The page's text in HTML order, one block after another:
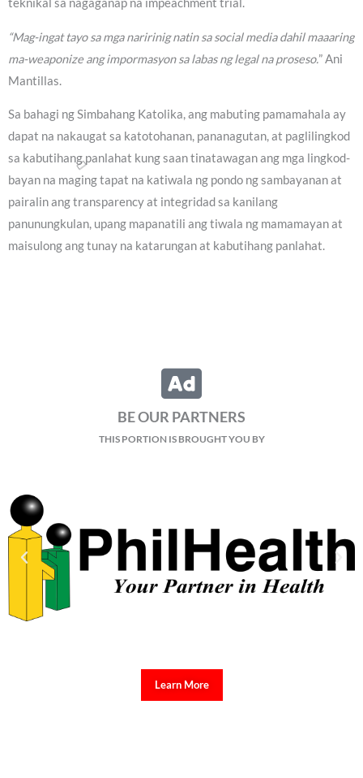
teknikal sa nagaganap na impeachment trial.
“Mag-ingat tayo sa mga naririnig natin sa social media dahil maaaring
ma-weaponize ang impormasyon sa labas ng legal na proseso.” Ani
Mantillas.
Sa bahagi ng Simbahang Katolika, ang mabuting pamamahala ay
dapat na nakaugat sa katotohanan, pananagutan, at paglilingkod
sa kabutihang panlahat kung saan tinatawagan ang mga lingkod-
bayan na maging tapat na katiwala ng pondo ng sambayanan at
pairalin ang transparency at integridad sa kanilang
panunungkulan, upang mapanatili ang tiwala ng mamamayan at
maisulong ang tunay na katarungan at kabutihang panlahat.
BE OUR PARTNERS
THIS PORTION IS BROUGHT YOU BY
Learn More